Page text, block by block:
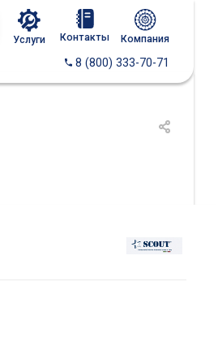
Услуги Контакты Компания
8 (800) 333-70-71